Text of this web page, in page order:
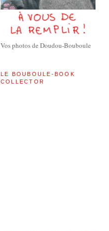
Vos photos de Doudou-Bouboule
LE BOUBOULE-BOOK
COLLECTOR